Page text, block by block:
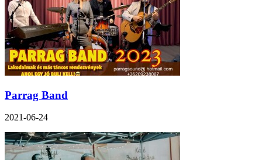
Parrag Band
2021-06-24